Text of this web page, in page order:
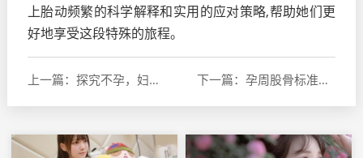
上胎动频繁的科学解释和实用的应对策略,帮助她们更
好地享受这段特殊的旅程。
上一篇：探究不孕，妇女怀不上孕的多维因素及应对策略 下一篇：孕周股骨标准参照表，胎儿健康发育的指南